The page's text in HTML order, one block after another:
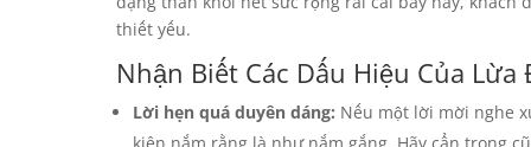
thiết yếu.
Nhận Biết Các Dấu Hiệu Của Lừa
Lời hẹn quá duyên dáng: Nếu một lời mời nghe
kiên nắm rằng là như nắm gắng. Hãy cẩn trọng